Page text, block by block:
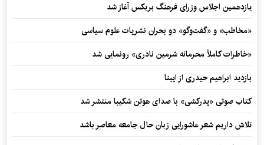
یازدهمین اجلاس وزرای فرهنگ بریکس آغاز شد
«مخاطب» و «گفت‌وگو» دو بحران نشریات علوم سیاسی
«خاطرات کاملاً محرمانه شرمین نادری» رونمایی شد
بازدید ابراهیم حیدری از ایبنا
کتاب صوتی «پدرکشی» با صدای هوتن شکیبا منتشر شد
تلاش داریم شعر عاشورایی زبان حال جامعه معاصر باشد